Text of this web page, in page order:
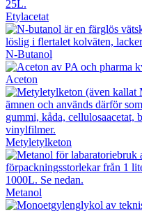
Etylacetat
N-Butanol
Aceton
Metyletylketon
Metanol